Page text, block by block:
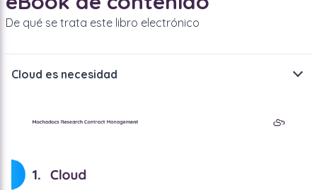
De qué se trata este libro electrónico
Cloud es necesidad